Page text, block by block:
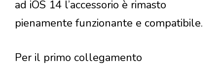
ad iOS 14 l’accessorio è rimasto
pienamente funzionante e compatibile.
Per il primo collegamento